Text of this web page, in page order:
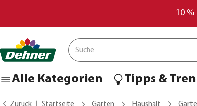
10
Alle Kategorien Tipps &
Zurück Startseite Garten Haushalt